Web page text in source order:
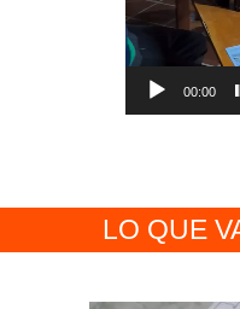
00:00
LO QUE